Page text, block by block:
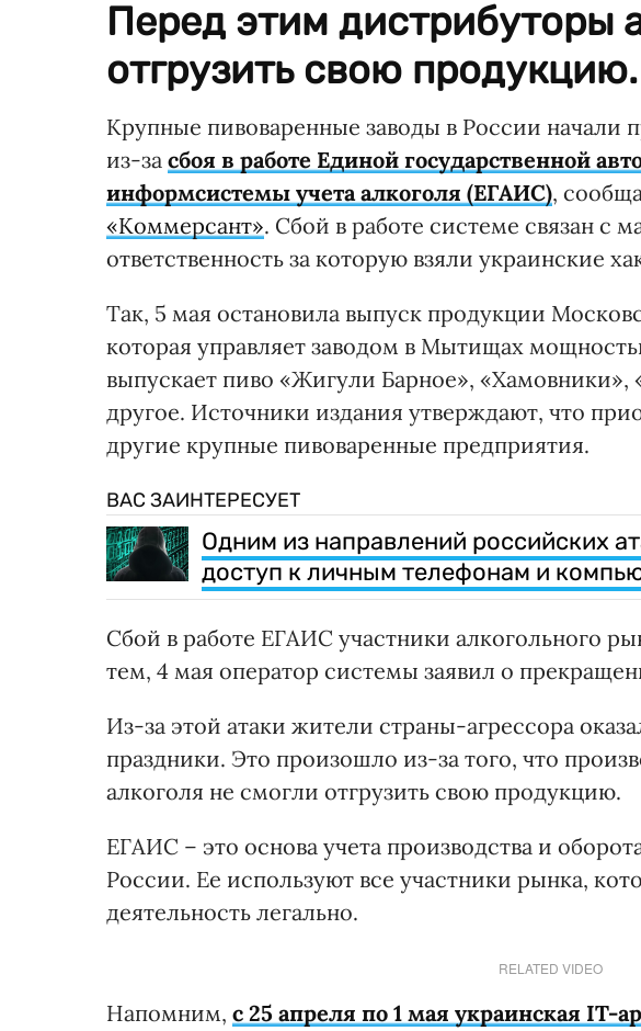
Перед этим дистрибуторы
отгрузить свою продукцию.
Крупные пивоваренные заводы в России начали
из-за сбоя в работе Единой государственной
информсистемы учета алкоголя (ЕГАИС),
«Коммерсант». Сбой в работе системе связан с
ответственность за которую взяли украинские
Так, 5 мая остановила выпуск продукции
которая управляет заводом в Мытищах
выпускает пиво «Жигули Барное», «Хамовники»,
другое. Источники издания утверждают, что
другие крупные пивоваренные предприятия.
ВАС ЗАИНТЕРЕСУЕТ
Одним из направлений российских
доступ к личным телефонам и
Сбой в работе ЕГАИС участники алкогольного
тем, 4 мая оператор системы заявил о
Из-за этой атаки жители страны-агрессора
праздники. Это произошло из-за того, что
алкоголя не смогли отгрузить свою продукцию.
ЕГАИС – это основа учета производства и
России. Ее используют все участники рынка,
деятельность легально.
RELATED VIDEO
Напомним, с 25 апреля по 1 мая украинская IT-